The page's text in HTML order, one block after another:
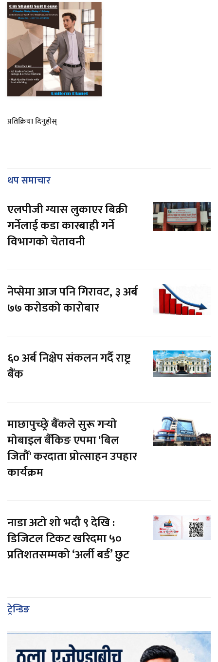
प्रतिक्रिया दिनुहोस्
थप समाचार
एलपीजी ग्यास लुकाएर बिक्री
गर्नेलाई कडा कारबाही गर्ने
विभागको चेतावनी
नेप्सेमा आज पनि गिरावट, ३ अर्ब
७७ करोडको कारोबार
६० अर्ब निक्षेप संकलन गर्दै राष्ट्र
बैंक
माछापुच्छ्रे बैंकले सुरू गर्‍याे
मोबाइल बैँकिङ एपमा 'बिल
जितौँ' करदाता प्रोत्साहन उपहार
कार्यक्रम
नाडा अटो शो भदौ ९ देखि :
डिजिटल टिकट खरिदमा ५०
प्रतिशतसम्मको ‘अर्ली बर्ड’ छुट
ट्रेन्डिङ